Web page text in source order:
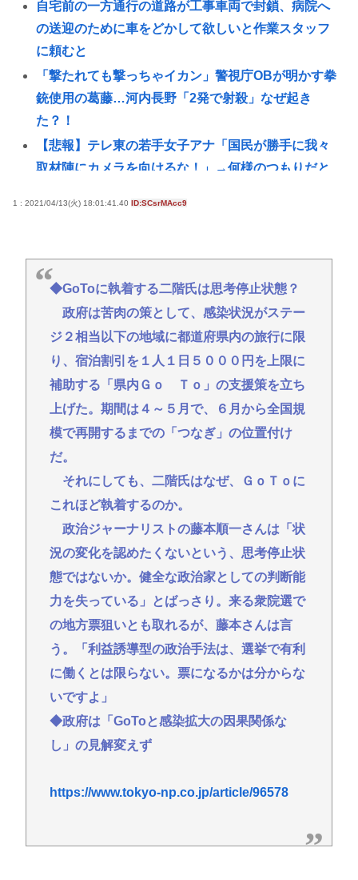
自宅前の一方通行の道路が工事車両で封鎖、病院へ
の送迎のために車をどかして欲しいと作業スタッフ
に頼むと
「撃たれても撃っちゃイカン」警視庁OBが明かす拳
銃使用の葛藤…河内長野「2発で射殺」なぜ起き
た？！
【悲報】テレ東の若手女子アナ「国民が勝手に我々
取材陣にカメラを向けるな！」→何様のつもりだと
ド壊れなくて買う理由が見つからない
「世界唯一の被爆国は北朝鮮」と主張し、チラシを
配布する輩が発生
【衝撃】女さん同士の事故、ガチで地獄www
88歳女性、庭の草取りをしてたら孫が運転する車に
はねられ死亡
【悲報】ファン付き作業着使用男性、熱中症で死
亡 スポーツドリンクやゼリー飲料持参でも
熊本地震で避難中の家からエアコン室外機を盗んだ
日本人(47)が逮捕されるwww
【お前らも気をつけような！】ガールズバンドのボ
ーカルさん、客席ダイブした結果『こう』なってし
まいお気持ち表明してしまう…
結婚式やると近所の花屋が潰れない理由がわかる
「こんなに金取るのかよ！？」って驚くぞ
うつ病が治って復職できたらマッマと旅行に行きた
1 : 2021/04/13(火) 18:01:41.40 ID:SCsrMAcc9
◆GoToに執着する二階氏は思考停止状態？
政府は苦肉の策として、感染状況がステー
ジ２相当以下の地域に都道府県内の旅行に限
り、宿泊割引を１人１日５０００円を上限に
補助する「県内Ｇｏ Ｔｏ」の支援策を立ち
上げた。期間は４～５月で、６月から全国規
模で再開するまでの「つなぎ」の位置付け
だ。
それにしても、二階氏はなぜ、ＧｏＴｏに
これほど執着するのか。
政治ジャーナリストの藤本順一さんは「状
況の変化を認めたくないという、思考停止状
態ではないか。健全な政治家としての判断能
力を失っている」とばっさり。来る衆院選で
の地方票狙いとも取れるが、藤本さんは言
う。「利益誘導型の政治手法は、選挙で有利
に働くとは限らない。票になるかは分からな
いですよ」
◆政府は「GoToと感染拡大の因果関係な
し」の見解変えず
https://www.tokyo-np.co.jp/article/96578